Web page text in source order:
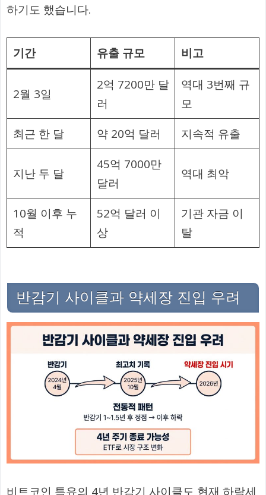
하기도 했습니다.
기간 유출 규모 비고
2월 3일
2억 7200만 달
러
역대 3번째 규
모
최근 한 달
약 20억 달러 지속적 유출
지난 두 달
45억 7000만
달러
역대 최악
10월 이후 누
적
52억 달러 이
상
기관 자금 이
탈
반감기 사이클과 약세장 진입 우려
비트코인 특유의 4년 반감기 사이클도 현재 하락세